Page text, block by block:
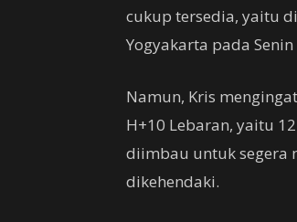
cukup tersedia, yaitu
Yogyakarta pada
Namun, Kris
H+10 Lebaran, yaitu
diimbau untuk segera
dikehendaki.